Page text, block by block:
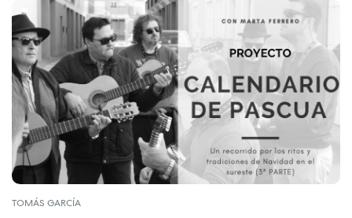
TOMÁS GARCÍA